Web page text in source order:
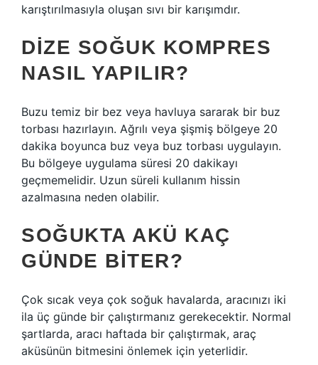
karıştırılmasıyla oluşan sıvı bir karışımdır.
DIZE SOĞUK KOMPRES
NASIL YAPILIR?
Buzu temiz bir bez veya havluya sararak bir buz
torbası hazırlayın. Ağrılı veya şişmiş bölgeye 20
dakika boyunca buz veya buz torbası uygulayın.
Bu bölgeye uygulama süresi 20 dakikayı
geçmemelidir. Uzun süreli kullanım hissin
azalmasına neden olabilir.
SOĞUKTA AKÜ KAÇ
GÜNDE BITER?
Çok sıcak veya çok soğuk havalarda, aracınızı iki
ila üç günde bir çalıştırmanız gerekecektir. Normal
şartlarda, aracı haftada bir çalıştırmak, araç
aküsünün bitmesini önlemek için yeterlidir.